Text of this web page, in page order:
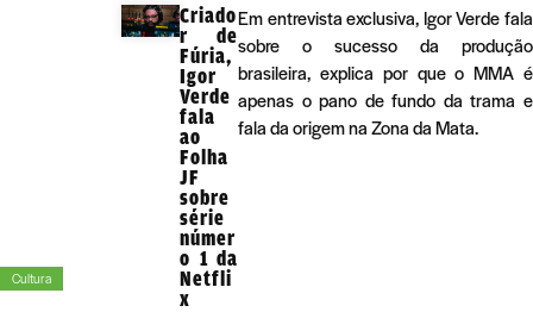
Cultura
Criado
r de
Fúria,
Igor
Verde
fala
ao
Folha
JF
sobre
série
númer
o 1 da
Netfli
x
Em entrevista exclusiva, Igor Verde fala
sobre o sucesso da produção
brasileira, explica por que o MMA é
apenas o pano de fundo da trama e
fala da origem na Zona da Mata.